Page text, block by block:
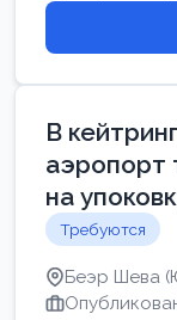
В
аэропорт
на
Требуются
Беэр Шева